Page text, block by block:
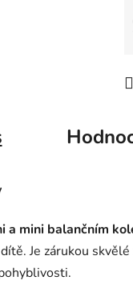
a mini balančním
Je zárukou skvělé